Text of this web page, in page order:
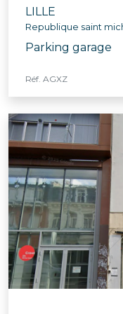
LILLE
Republique saint
Parking garage
Réf. AGXZ